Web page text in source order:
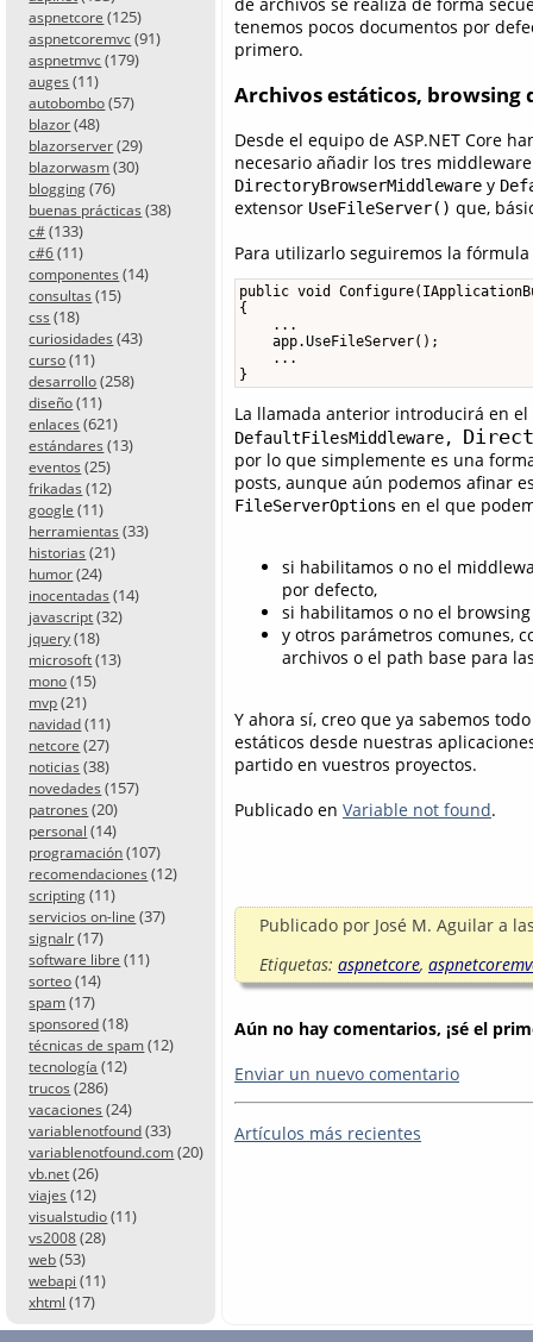
aspnetcore (125)
aspnetcoremvc (91)
aspnetmvc (179)
auges (11)
autobombo (57)
blazor (48)
blazorserver (29)
blazorwasm (30)
blogging (76)
buenas prácticas (38)
c# (133)
c#6 (11)
componentes (14)
consultas (15)
css (18)
curiosidades (43)
curso (11)
desarrollo (258)
diseño (11)
enlaces (621)
estándares (13)
eventos (25)
frikadas (12)
google (11)
herramientas (33)
historias (21)
humor (24)
inocentadas (14)
javascript (32)
jquery (18)
microsoft (13)
mono (15)
mvp (21)
navidad (11)
netcore (27)
noticias (38)
novedades (157)
patrones (20)
personal (14)
programación (107)
recomendaciones (12)
scripting (11)
servicios on-line (37)
signalr (17)
software libre (11)
sorteo (14)
spam (17)
sponsored (18)
técnicas de spam (12)
tecnología (12)
trucos (286)
vacaciones (24)
variablenotfound (33)
variablenotfound.com (20)
vb.net (26)
viajes (12)
visualstudio (11)
vs2008 (28)
web (53)
webapi (11)
xhtml (17)
de archivos se realiza de forma
tenemos pocos documentos por
primero.
Archivos estáticos, browsing
Desde el equipo de ASP.NET Core
necesario añadir los tres
DirectoryBrowserMiddleware y
extensor UseFileServer() que,
Para utilizarlo seguiremos la
public void
{
    ...
    app.UseFileServer();
    ...
}
La llamada anterior introducirá en
DefaultFilesMiddleware,
por lo que simplemente es una
posts, aunque aún podemos afinar
FileServerOptions en el que
si habilitamos o no el
por defecto,
si habilitamos o no el
y otros parámetros comunes,
archivos o el path base para
Y ahora sí, creo que ya sabemos
estáticos desde nuestras
partido en vuestros proyectos.
Publicado en Variable not found.
Publicado por José M. Aguilar a
Etiquetas: aspnetcore,
Aún no hay comentarios, ¡sé el
Enviar un nuevo comentario
Artículos más recientes